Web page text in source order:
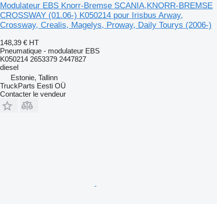
Modulateur EBS Knorr-Bremse SCANIA,KNORR-BREMSE
CROSSWAY (01.06-) K050214 pour Irisbus Arway,
Crossway, Crealis, Magelys, Proway, Daily Tourys (2006-)
148,39 € HT
Pneumatique - modulateur EBS
K050214 2653379 2447827
diesel
Estonie, Tallinn
TruckParts Eesti OÜ
Contacter le vendeur